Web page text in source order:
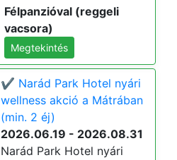
Félpanzióval (reggeli
vacsora)
Megtekintés
✔️ Narád Park Hotel nyári
wellness akció a Mátrában
(min. 2 éj)
2026.06.19 - 2026.08.31
Narád Park Hotel nyári